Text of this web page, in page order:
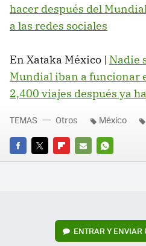
hacer después del
a las redes sociales
En Xataka México | Nadie
Mundial iban a funcionar
2,400 viajes después ya
FACEBOOK
TWITTERFLIPBOARD
E-
WHATSAPP
TEMAS Otros México
ENTRAR Y ENVIAR